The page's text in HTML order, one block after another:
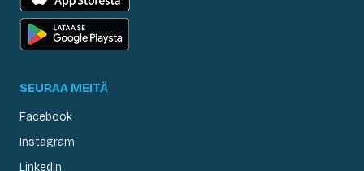
SEURAA MEITÄ
Facebook
Instagram
LinkedIn